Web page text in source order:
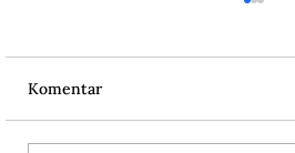
Komentar